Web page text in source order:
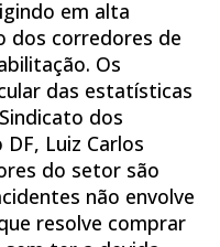
em alta
dos corredores de
Os
das estatísticas
dos
Luiz Carlos
do setor são
não envolve
resolve comprar